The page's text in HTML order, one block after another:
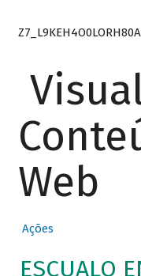
Web
Ações
ESCUALO